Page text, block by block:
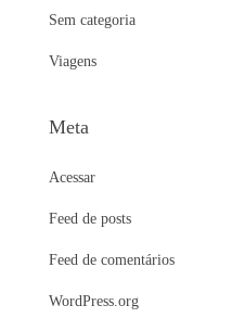
Sem categoria
Viagens
Meta
Acessar
Feed de posts
Feed de comentários
WordPress.org